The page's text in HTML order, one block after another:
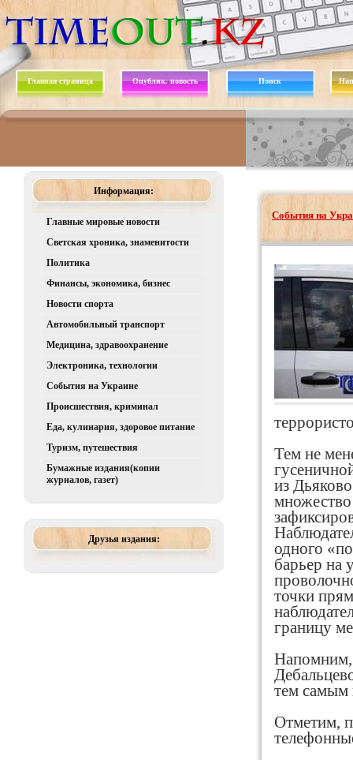
Главная страница Опублик. новость Поиск
Информация:
Главные мировые новости
Светская хроника, знаменитости
Политика
Финансы, экономика, бизнес
Новости спорта
Автомобильный транспорт
Медицина, здравоохранение
Электроника, технологии
События на Украине
Происшествия, криминал
Еда, кулинария, здоровое питание
Туризм, путешествия
Бумажные издания(копии
журналов, газет)
Друзья издания:
События на
Тем не
из
одного
барьер на
точки
границу
Напомним,
тем самым
Отметим,